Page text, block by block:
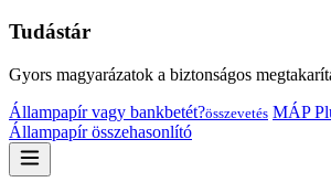
Tudástár
Gyors magyarázatok a biztonságos
Állampapír vagy bankbetét?összevetés MÁP
Állampapír összehasonlító